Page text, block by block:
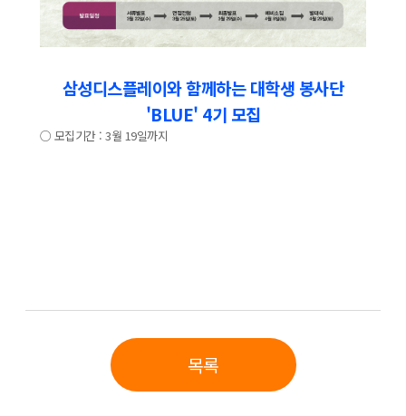
삼성디스플레이와 함께하는 대학생 봉사단
'BLUE' 4기 모집
○ 모집기간 : 3월 19일까지
목록